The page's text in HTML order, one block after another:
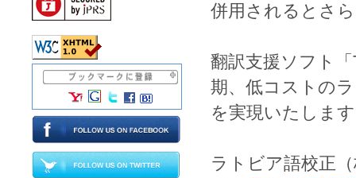
併用されるとさ
翻訳支援ソフト
期、低コストの
を実現いたしま
ラトビア語校正 （